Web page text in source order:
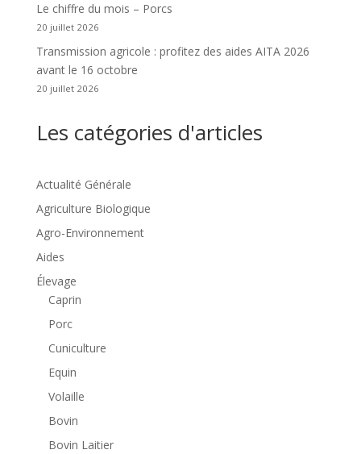
Le chiffre du mois – Porcs
20 juillet 2026
Transmission agricole : profitez des aides AITA 2026
avant le 16 octobre
20 juillet 2026
Les catégories d'articles
Actualité Générale
Agriculture Biologique
Agro-Environnement
Aides
Élevage
Caprin
Porc
Cuniculture
Equin
Volaille
Bovin
Bovin Laitier